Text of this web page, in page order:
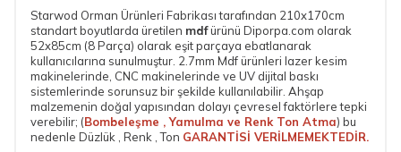
Starwod Orman Ürünleri Fabrikası tarafından 210x170cm
standart boyutlarda üretilen mdfürünü Diporpa.com olarak
52x85cm (8 Parça) olarak eşit parçaya ebatlanarak
kullanıcılarına sunulmuştur. 2.7mm Mdfürünleri lazer kesim
makinelerinde, CNC makinelerinde ve UV dijital baskı
sistemlerinde sorunsuz bir şekilde kullanılabilir. Ahşap
malzemenin doğal yapısından dolayı çevresel faktörlere tepki
verebilir; (Bombeleşme , Yamulma ve Renk Ton Atma) bu
nedenle Düzlük , Renk , Ton GARANTİSİ VERİLMEMEKTEDİR.